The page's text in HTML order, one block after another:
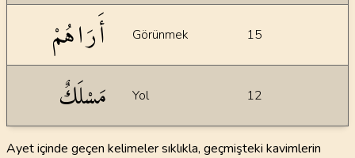
أَرَاهُمْ Görünmek 15
مَسْلَكٌ Yol 12
Ayet içinde geçen kelimeler sıklıkla, geçmişteki kavimlerin